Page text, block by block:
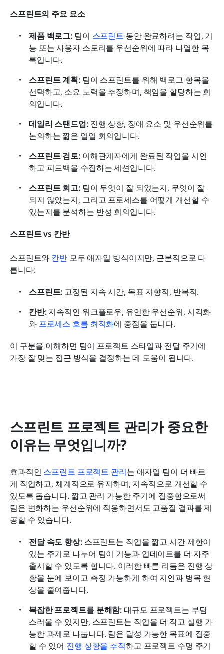
스프린트의 주요 요소
제품 백로그: 팀이 스프린트 동안 완료하려는 작업, 기
능 또는 사용자 스토리를 우선순위에 따라 나열한 목
록입니다.
스프린트 계획: 팀이 스프린트를 위해 백로그 항목을
선택하고, 소요 노력을 추정하며, 책임을 할당하는 회
의입니다.
데일리 스탠드업: 진행 상황, 장애 요소 및 우선순위를
논의하는 짧은 일일 회의입니다.
스프린트 검토: 이해관계자에게 완료된 작업을 시연
하고 피드백을 수집하는 세션입니다.
스프린트 회고: 팀이 무엇이 잘 되었는지, 무엇이 잘
되지 않았는지, 그리고 프로세스를 어떻게 개선할 수
있는지를 분석하는 반성 회의입니다.
스프린트 vs 칸반
스프린트와 칸반 모두 애자일 방식이지만, 근본적으로 다
릅니다:
스프린트: 고정된 지속 시간, 목표 지향적, 반복적.
칸반: 지속적인 워크플로우, 유연한 우선순위, 시각화
와 프로세스 흐름 최적화에 중점을 둡니다.
이 구분을 이해하면 팀이 프로젝트 스타일과 전달 주기에
가장 잘 맞는 접근 방식을 결정하는 데 도움이 됩니다.
스프린트 프로젝트 관리가 중요한
이유는 무엇입니까?
효과적인 스프린트 프로젝트 관리는 애자일 팀이 더 빠르
게 작업하고, 체계적으로 유지하며, 지속적으로 개선할 수
있도록 돕습니다. 짧고 관리 가능한 주기에 집중함으로써
팀은 변화하는 우선순위에 적응하면서도 고품질 결과를 제
공할 수 있습니다.
전달 속도 향상: 스프린트는 작업을 짧고 시간 제한이
있는 주기로 나누어 팀이 기능과 업데이트를 더 자주
출시할 수 있도록 합니다. 이러한 빠른 리듬은 진행 상
황을 눈에 보이고 측정 가능하게 하여 지연과 병목 현
상을 줄여줍니다.
복잡한 프로젝트를 분해함: 대규모 프로젝트는 부담
스러울 수 있지만, 스프린트는 작업을 더 작고 실행 가
능한 과제로 나눕니다. 팀은 달성 가능한 목표에 집중
할 수 있어 진행 상황을 추적하고 프로젝트 수명 주기